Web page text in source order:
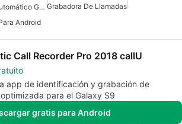
Grabador De Llamadas Automático Gratuito Grabadora De Llamadas
Android
Call Recorder Pro 2018 callU
app de identificación y grabación de
para el Galaxy S9
gratis para Android